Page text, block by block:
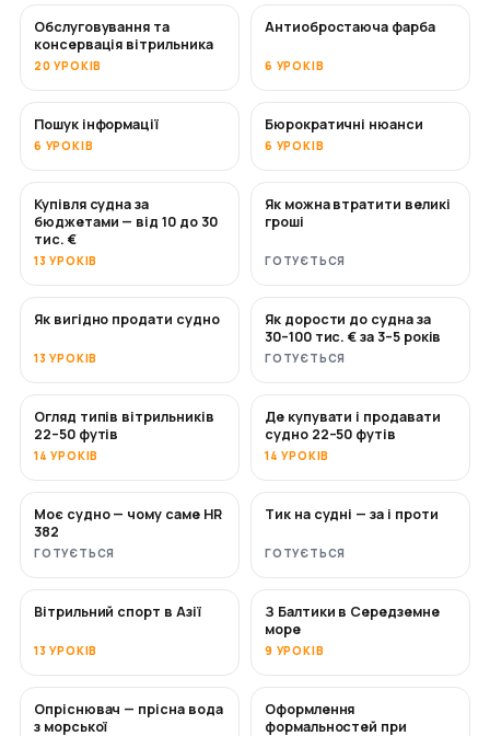
Обслуговування та
консервація вітрильника
20 УРОКІВ
СКОРО
Антиобростаюча фарба
6 УРОКІВ
Пошук інформації
6 УРОКІВ
Бюрократичні нюанси
6 УРОКІВ
СКОРО
Купівля судна за
бюджетами — від 10 до 30
тис. €
13 УРОКІВ
СКОРО
Як можна втратити великі
гроші
ГОТУЄТЬСЯ
НОВЕ
Як вигідно продати судно
13 УРОКІВ
НОВЕ
Як дорости до судна за
30–100 тис. € за 3–5 років
ГОТУЄТЬСЯ
СКОРО
Огляд типів вітрильників
22–50 футів
14 УРОКІВ
СКОРО
Де купувати і продавати
судно 22–50 футів
14 УРОКІВ
СКОРО
Моє судно — чому саме HR
382
ГОТУЄТЬСЯ
СКОРО
Тик на судні — за і проти
ГОТУЄТЬСЯ
СКОРО
Вітрильний спорт в Азії
13 УРОКІВ
СКОРО
З Балтики в Середземне
море
9 УРОКІВ
СКОРО
Опріснювач — прісна вода
з морської
Оформлення
формальностей при